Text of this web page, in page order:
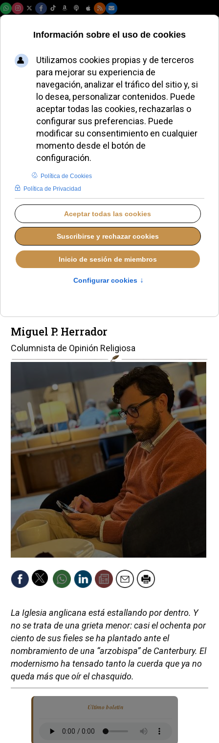
LUNES, 27 OCTUBRE 2025 10:06
Cisma en
Canterbury: de
Miguel P. Herrador
Columnista de Opinión Religiosa
La Iglesia anglicana está estallando por dentro. Y
no se trata de una grieta menor: casi el ochenta por
ciento de sus fieles se ha plantado ante el
nombramiento de una “arzobispa” de Canterbury. El
modernismo ha tensado tanto la cuerda que ya no
queda más que oír el chasquido.
Último boletín